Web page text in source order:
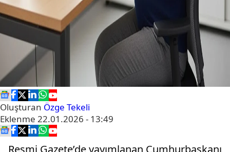
Oluşturan Özge Tekeli
Eklenme 22.01.2026 - 13:49
Resmi Gazete’de yayımlanan Cumhurbaşkanı